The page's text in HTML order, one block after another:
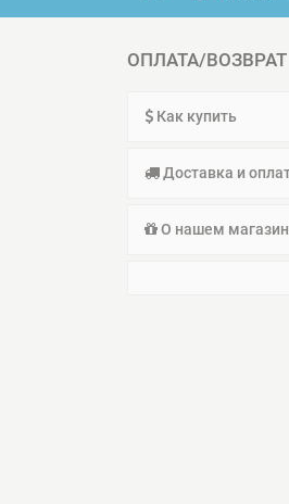
ОПЛАТА/ВОЗВРАТ
Как купить
Доставка и
О нашем